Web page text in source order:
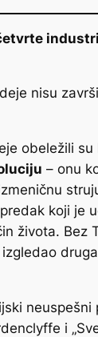
nisu
obeležili su
– onu
koji je
života. Bez
neuspešni
i